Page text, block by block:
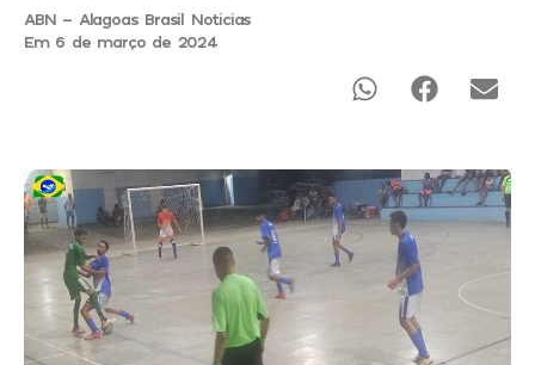
ABN - Alagoas Brasil Noticias
Em 6 de março de 2024